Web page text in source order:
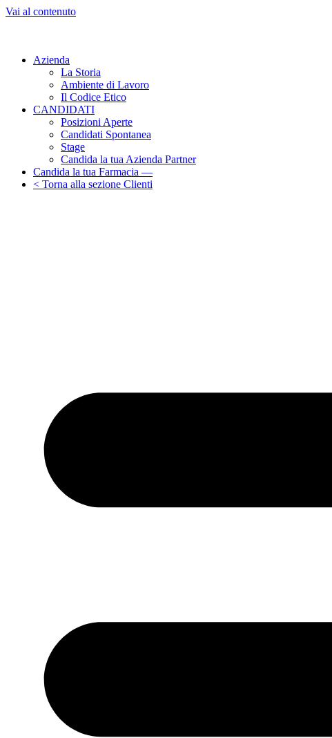
Vai al contenuto
Azienda
La Storia
Ambiente di Lavoro
Il Codice Etico
CANDIDATI
Posizioni Aperte
Candidati Spontanea
Stage
Candida la tua Azienda Partner
Candida la tua Farmacia —
< Torna alla sezione Clienti